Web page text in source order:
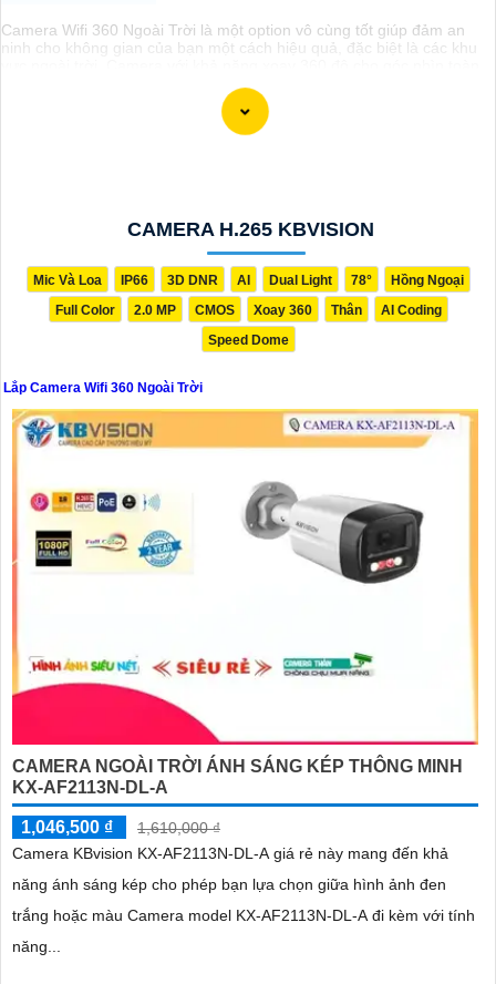
Camera Wifi 360 Ngoài Trời là một option vô cùng tốt giúp đảm an
ninh cho không gian của bạn một cách hiệu quả, đặc biệt là các khu
dàng với các chi tiết trong khung hình sẽ được thể hiện rõ ràng.
Camera được thiết kế chắc chắn, chống nước và chống bụi giúp
CAMERA H.265 KBVISION
Mic Và Loa IP66 3D DNR AI Dual Light 78°
Hồng Ngoại
Full Color
2.0 MP CMOS Xoay 360 Thân
AI Coding
Speed Dome
Lắp Camera Wifi 360 Ngoài Trời
CAMERA NGOÀI TRỜI ÁNH SÁNG KÉP THÔNG MINH
KX-AF2113N-DL-A
1,046,500 ₫
1,610,000 ₫
Camera KBvision KX-AF2113N-DL-A giá rẻ này mang đến khả
năng ánh sáng kép cho phép bạn lựa chọn giữa hình ảnh đen
trắng hoặc màu Camera model KX-AF2113N-DL-A đi kèm với tính
năng...